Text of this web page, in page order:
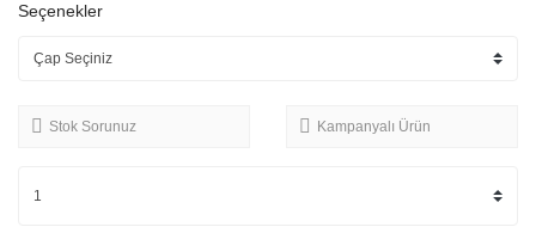
Seçenekler
Stok Sorunuz Kampanyalı Ürün